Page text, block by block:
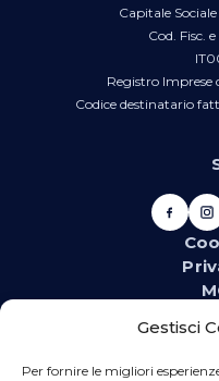
Gestisci
Per fornire le migliori
Capitale
Cod. Fisc.
Registro
Codice destinatario
promozioni,